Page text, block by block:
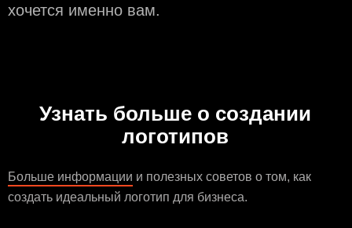
хочется именно вам.
Узнать больше о создании
логотипов
Больше информации и полезных советов о том, как
создать идеальный логотип для бизнеса.